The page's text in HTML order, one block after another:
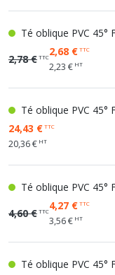
Té oblique PVC 45°
2,78 €TTC2,68 €TTC
2,23 € HT
Té oblique PVC 45°
24,43 €TTC
20,36 € HT
Té oblique PVC 45°
4,60 €TTC4,27 €TTC
3,56 € HT
Té oblique PVC 45°